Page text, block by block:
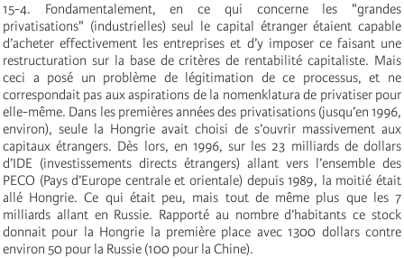
15-4. Fondamentalement, en ce qui concerne les "grandes
privatisations" (industrielles) seul le capital étranger étaient capable
d’acheter effectivement les entreprises et d’y imposer ce faisant une
restructuration sur la base de critères de rentabilité capitaliste. Mais
ceci a posé un problème de légitimation de ce processus, et ne
correspondait pas aux aspirations de la nomenklatura de privatiser pour
elle-même. Dans les premières années des privatisations (jusqu’en 1996,
environ), seule la Hongrie avait choisi de s’ouvrir massivement aux
capitaux étrangers. Dès lors, en 1996, sur les 23 milliards de dollars
d’IDE (investissements directs étrangers) allant vers l’ensemble des
PECO (Pays d’Europe centrale et orientale) depuis 1989, la moitié était
allé Hongrie. Ce qui était peu, mais tout de même plus que les 7
milliards allant en Russie. Rapporté au nombre d’habitants ce stock
donnait pour la Hongrie la première place avec 1300 dollars contre
environ 50 pour la Russie (100 pour la Chine).